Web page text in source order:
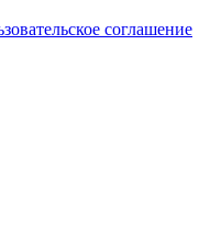
соглашение